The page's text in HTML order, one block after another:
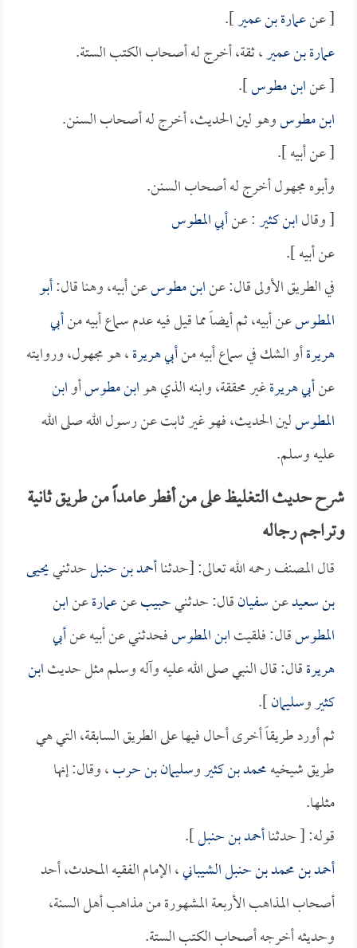
[ عنعمارة بن عمير].
عمارة بن عمير، ثقة، أخرج له أصحاب الكتب الستة.
[ عنابن مطوس].
ابن مطوسوهو لين الحديث، أخرج له أصحاب السنن.
[ عن أبيه ].
وأبوه مجهول أخرج له أصحاب السنن.
[ وقالابن كثير: عنأبي المطوس
عن أبيه ].
في الطريق الأولى قال: عنابن مطوسعن أبيه، وهنا قال:أبو
المطوسعن أبيه، ثم أيضاً مما قيل فيه عدم سماع أبيه منأبي
هريرةأو الشك في سماع أبيه منأبي هريرة، هو مجهول، وروايته
عنأبي هريرةغير محققة، وابنه الذي هوابن مطوسأوابن
المطوسلين الحديث، فهو غير ثابت عن رسول الله صلى الله
عليه وسلم.
شرح حديث التغليظ على من أفطر عامداً من طريق ثانية
وتراجم رجاله
قال المصنف رحمه الله تعالى: [حدثناأحمد بن حنبلحدثنييحيى
بن سعيدعنسفيانقال: حدثنيحبيبعنعمارةعنابن
المطوسقال: فلقيتابن المطوسفحدثني عن أبيه عنأبي
هريرةقال: قال النبي صلى الله عليه وآله وسلم مثل حديثابن
كثيروسليمان].
ثم أورد طريقاً أخرى أحال فيها على الطريق السابقة، التي هي
طريق شيخيهمحمد بن كثيروسليمان بن حرب، وقال: إنها
مثلها.
قوله: [ حدثناأحمد بن حنبل].
أحمد بن محمد بن حنبل الشيباني، الإمام الفقيه المحدث، أحد
أصحاب المذاهب الأربعة المشهورة من مذاهب أهل السنة،
وحديثه أخرجه أصحاب الكتب الستة.